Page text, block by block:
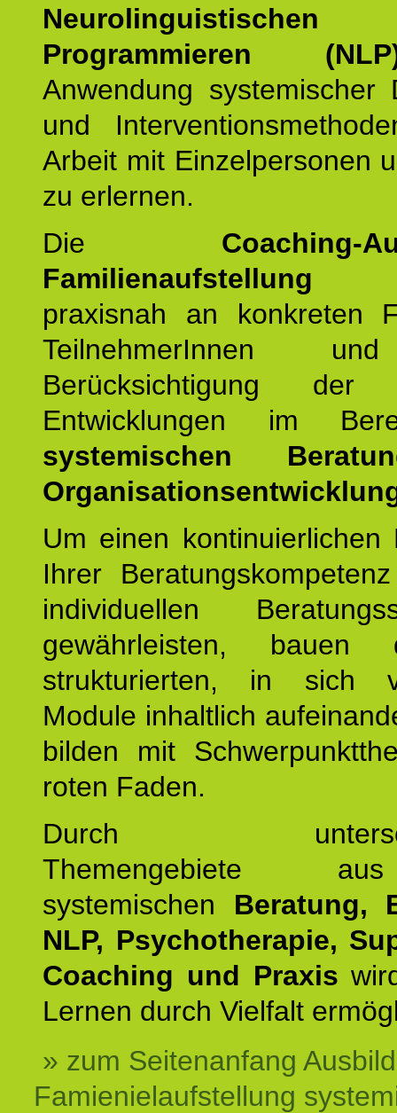
Neurolinguistischen
Programmieren
Anwendung systemischer
und
Arbeit mit Einzelpersonen
zu erlernen.
Die Coaching-
Familienaufstellung
praxisnah an konkreten
TeilnehmerInnen
Berücksichtigung der
Entwicklungen im
systemischen
Um einen kontinuierlichen
Ihrer
individuellen
gewährleisten,
strukturierten, in sich
Module inhaltlich
bilden mit
roten Faden.
Durch
Themengebiete
systemischen Beratung,
NLP, Psychotherapie,
Coaching und Praxis
Lernen durch Vielfalt
» zum Seitenanfang
Famienielaufstellung